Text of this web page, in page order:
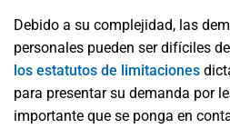
Debido a su complejidad, las
personales pueden ser difíciles
los estatutos de limitaciones
para presentar su demanda por
importante que se ponga en